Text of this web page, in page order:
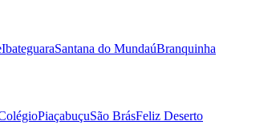
IbateguaraSantana do MundaúBranquinha
PiaçabuçuSão BrásFeliz Deserto